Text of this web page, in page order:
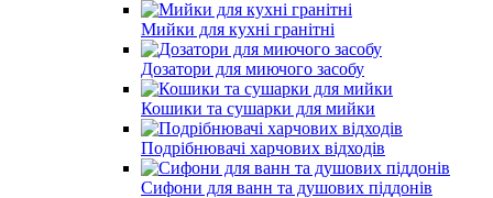
Мийки для кухні гранітні
Дозатори для миючого засобу
Кошики та сушарки для мийки
Подрібнювачі харчових відходів
Сифони для ванн та душових піддонів